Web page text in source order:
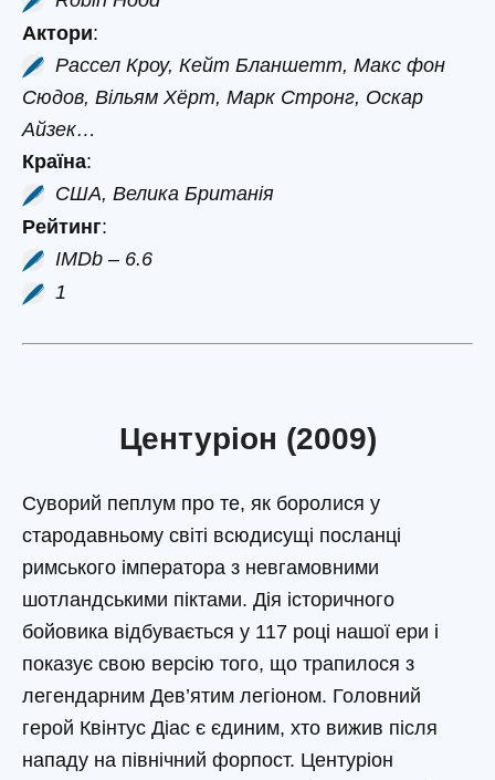
Актори:
Рассел Кроу, Кейт Бланшетт, Макс фон
Сюдов, Вільям Хёрт, Марк Стронг, Оскар
Айзек…
Країна:
США, Велика Британія
Рейтинг:
IMDb – 6.6
1
Центуріон (2009)
Суворий пеплум про те, як боролися у
стародавньому світі всюдисущі посланці
римського імператора з невгамовними
шотландськими піктами. Дія історичного
бойовика відбувається у 117 році нашої ери і
показує свою версію того, що трапилося з
легендарним Дев’ятим легіоном. Головний
герой Квінтус Діас є єдиним, хто вижив після
нападу на північний форпост. Центуріон